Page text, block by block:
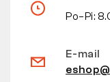
Po–Pi:
E-mail